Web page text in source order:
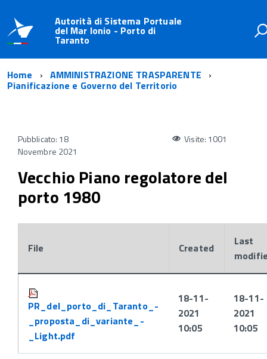
Autorità di Sistema Portuale
del Mar Ionio - Porto di
Taranto
Home AMMINISTRAZIONE TRASPARENTE
Pianificazione e Governo del Territorio
Pubblicato: 18
Novembre 2021
Visite: 1001
Vecchio Piano regolatore del
porto 1980
File Created
Last
PR_del_porto_di_Taranto_-
_proposta_di_variante_-
_Light.pdf
18-11-
2021
10:05
18-11-
2021
10:05